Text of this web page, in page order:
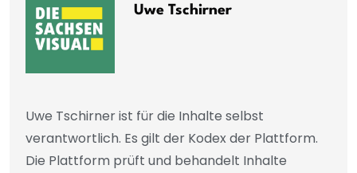
Uwe Tschirner
Uwe Tschirner ist für die Inhalte selbst
verantwortlich. Es gilt der Kodex der Plattform.
Die Plattform prüft und behandelt Inhalte